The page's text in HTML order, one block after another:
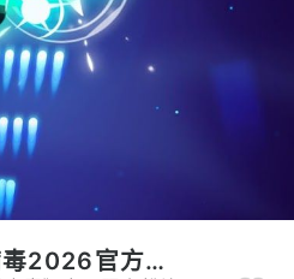
消灭病毒2026官方正版